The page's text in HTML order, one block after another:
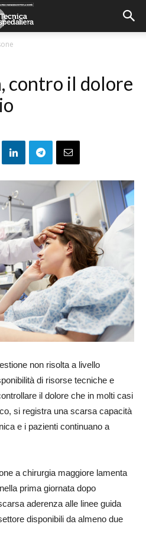
contro il dolore
non risolta a livello
di risorse tecniche e
il dolore che in molti casi
si registra una scarsa capacità
e i pazienti continuano a
a chirurgia maggiore lamenta
prima giornata dopo
aderenza alle linee guida
disponibili da almeno due